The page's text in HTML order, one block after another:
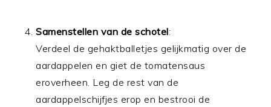
Samenstellen van de schotel:
Verdeel de gehaktballetjes gelijkmatig over de
aardappelen en giet de tomatensaus
eroverheen. Leg de rest van de
aardappelschijfjes erop en bestrooi de